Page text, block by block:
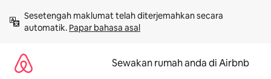
kandungan
Sesetengah maklumat telah diterjemahkan secara
automatik. Papar bahasa asal
Sewakan rumah anda di Airbnb